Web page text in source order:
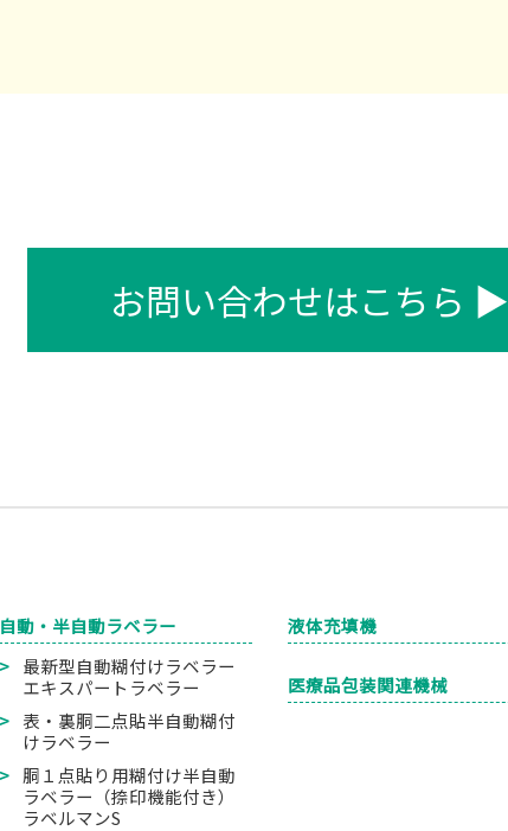
お問い合わせはこちら ▶︎
自動・半自動ラベラー
最新型自動糊付けラベラー
エキスパートラベラー
表・裏胴二点貼半自動糊付
けラベラー
胴１点貼り用糊付け半自動
ラベラー（捺印機能付き）
ラベルマンS
液体充填機
医療品包装関連機械